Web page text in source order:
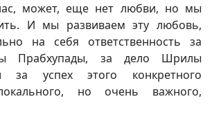
может, еще нет любви, но мы
И мы развиваем эту любовь,
на себя ответственность за
Прабхупады, за дело Шрилы
за успех этого конкретного
но очень важного,